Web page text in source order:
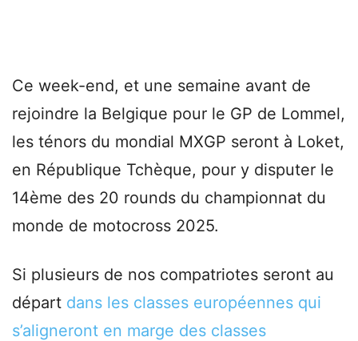
Ce week-end, et une semaine avant de
rejoindre la Belgique pour le GP de Lommel,
les ténors du mondial MXGP seront à Loket,
en République Tchèque, pour y disputer le
14ème des 20 rounds du championnat du
monde de motocross 2025.
Si plusieurs de nos compatriotes seront au
départ dans les classes européennes qui
s’aligneront en marge des classes